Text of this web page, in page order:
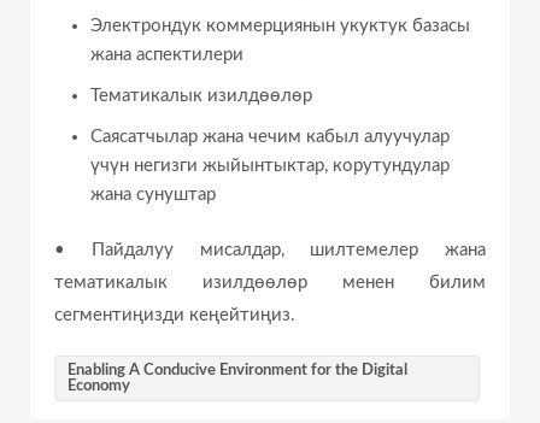
Электрондук коммерциянын укуктук базасы
жана аспектилери
Тематикалык изилдөөлөр
Саясатчылар жана чечим кабыл алуучулар
үчүн негизги жыйынтыктар, корутундулар
жана сунуштар
• Пайдалуу мисалдар, шилтемелер жана
тематикалык изилдөөлөр менен билим
сегментиңизди кеңейтиңиз.
Enabling A Conducive Environment for the Digital
Economy